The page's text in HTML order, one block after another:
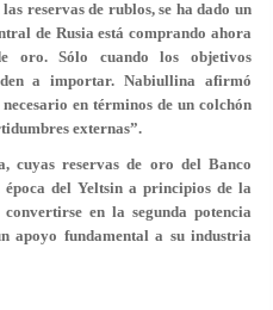
reservas de rublos, se ha dado un
de Rusia está comprando ahora
oro. Sólo cuando los objetivos
a importar. Nabiullina afirmó
en términos de un colchón
externas”.
cuyas reservas de oro del Banco
del Yeltsin a principios de la
en la segunda potencia
apoyo fundamental a su industria